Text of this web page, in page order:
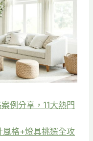
例分享，11大熱門
格+燈具挑選全攻